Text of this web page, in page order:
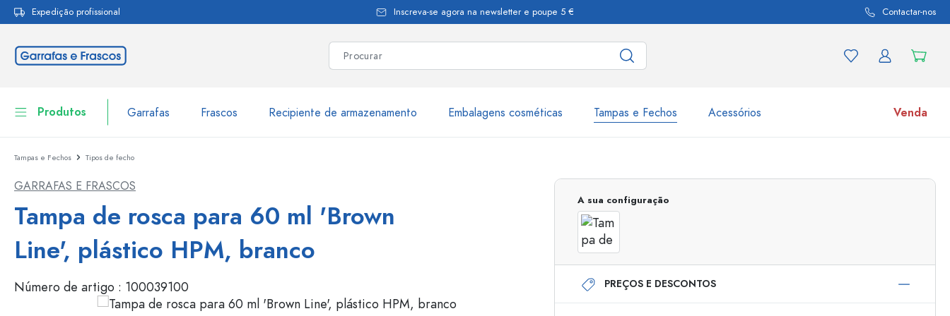
Saltar para a navegação principal
Expedição profissional Inscreva-se agora na newsletter e poupe 5 € Contactar-nos
Produtos Garrafas Frascos Recipiente de armazenamento Embalagens cosméticas Tampas e Fechos Acessórios Venda
Garrafas
Recipiente de armazenamento
Louça de mesa
Embalagens cosméticas
Garrafas WECK
Garrafas Estal
Garrafas por função
Garrafas com tampa mecânica
Frascos de pulverização
Dispensadores Airless
Frascos com roll-on
Frascos
Tampas e Fechos Tipos de fecho
GARRAFAS E FRASCOS
Tampa de rosca para 60 ml 'Brown
Line', plástico HPM, branco
Número de artigo : 100039100
A sua configuração
PREÇOS E DESCONTOS